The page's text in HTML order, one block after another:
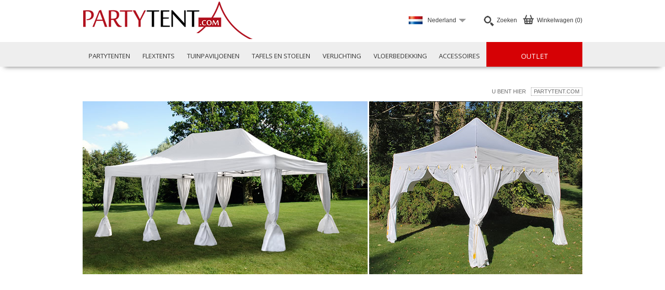
Winkelwagen (0)
Zoeken
Nederland
PARTYTENTEN FLEXTENTS TUINPAVILJOENEN TAFELS EN STOELEN VERLICHTING VLOERBEDEKKING ACCESSOIRES OUTLET
U BENT HIER PARTYTENT.COM